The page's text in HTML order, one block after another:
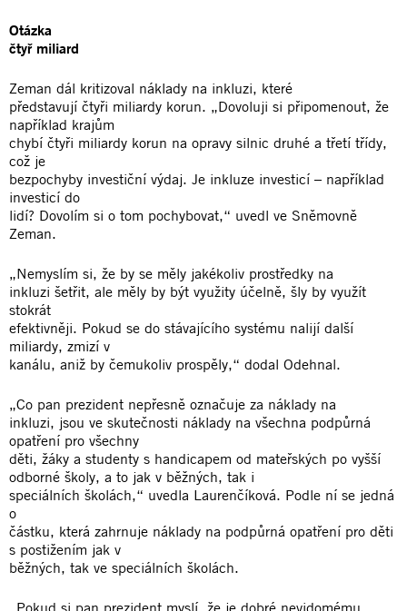
Otázka
čtyř miliard
Zeman dál kritizoval náklady na inkluzi, které
představují čtyři miliardy korun. „Dovoluji si připomenout, že
například krajům
chybí čtyři miliardy korun na opravy silnic druhé a třetí třídy,
což je
bezpochyby investiční výdaj. Je inkluze investicí – například
investicí do
lidí? Dovolím si o tom pochybovat,“ uvedl ve Sněmovně
Zeman.
„Nemyslím si, že by se měly jakékoliv prostředky na
inkluzi šetřit, ale měly by být využity účelně, šly by využít
stokrát
efektivněji. Pokud se do stávajícího systému nalijí další
miliardy, zmizí v
kanálu, aniž by čemukoliv prospěly,“ dodal Odehnal.
„Co pan prezident nepřesně označuje za náklady na
inkluzi, jsou ve skutečnosti náklady na všechna podpůrná
opatření pro všechny
děti, žáky a studenty s handicapem od mateřských po vyšší
odborné školy, a to jak v běžných, tak i
speciálních školách,“ uvedla Laurenčíková. Podle ní se jedná
o
částku, která zahrnuje náklady na podpůrná opatření pro děti
s postižením jak v
běžných, tak ve speciálních školách.
„Pokud si pan prezident myslí, že je dobré nevidomému